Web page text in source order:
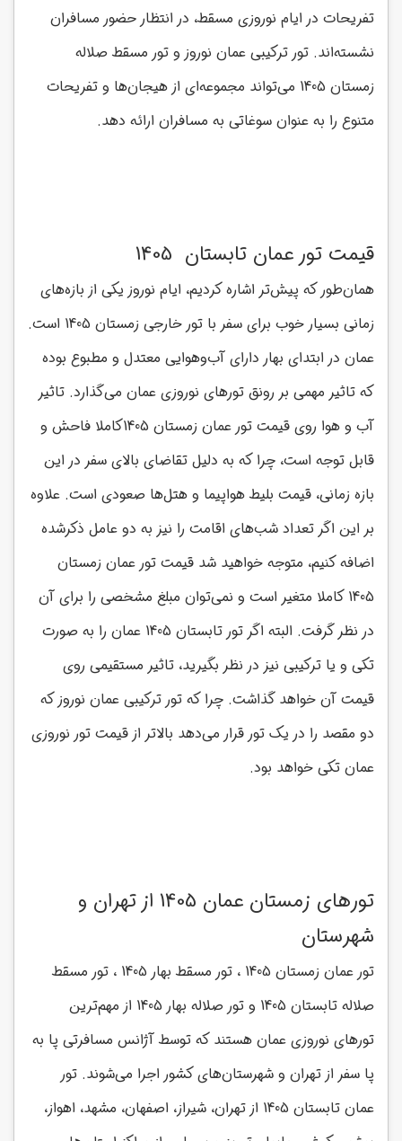
تفریحات در ایام نوروزی مسقط، در انتظار حضور مسافران
نشسته‌اند. تور ترکیبی عمان نوروز و تور مسقط صلاله
زمستان 1405 می‌تواند مجموعه‌ای از هیجان‌ها و تفریحات
متنوع را به عنوان سوغاتی به مسافران ارائه دهد.
قیمت تور عمان تابستان 1405
همان‌طور که پیش‌تر اشاره کردیم، ایام نوروز یکی از بازه‌های
زمانی بسیار خوب برای سفر با تور خارجی زمستان 1405 است.
عمان در ابتدای بهار دارای آب‌وهوایی معتدل و مطبوع بوده
که تاثیر مهمی بر رونق تورهای نوروزی عمان می‌گذارد. تاثیر
آب و هوا روی قیمت تور عمان زمستان 1405کاملا فاحش و
قابل توجه است، چرا که به دلیل تقاضای بالای سفر در این
بازه زمانی، قیمت بلیط هواپیما و هتل‌ها صعودی است. علاوه
بر این اگر تعداد شب‌های اقامت را نیز به دو عامل ذکرشده
اضافه کنیم، متوجه خواهید شد قیمت تور عمان زمستان
1405 کاملا متغیر است و نمی‌توان مبلغ مشخصی را برای آن
در نظر گرفت. البته اگر تور تابستان 1405 عمان را به صورت
تکی و یا ترکیبی نیز در نظر بگیرید، تاثیر مستقیمی روی
قیمت آن خواهد گذاشت. چرا که تور ترکیبی عمان نوروز که
دو مقصد را در یک تور قرار می‌دهد بالاتر از قیمت تور نوروزی
عمان تکی خواهد بود.
تورهای زمستان عمان 1405 از تهران و
شهرستان
تور عمان زمستان 1405 ، تور مسقط بهار 1405 ، تور مسقط
صلاله تابستان 1405 و تور صلاله بهار 1405 از مهم‌ترین
تورهای نوروزی عمان هستند که توسط آژانس مسافرتی پا به
پا سفر از تهران و شهرستان‌های کشور اجرا می‌شوند. تور
عمان تابستان 1405 از تهران، شیراز، اصفهان، مشهد، اهواز،